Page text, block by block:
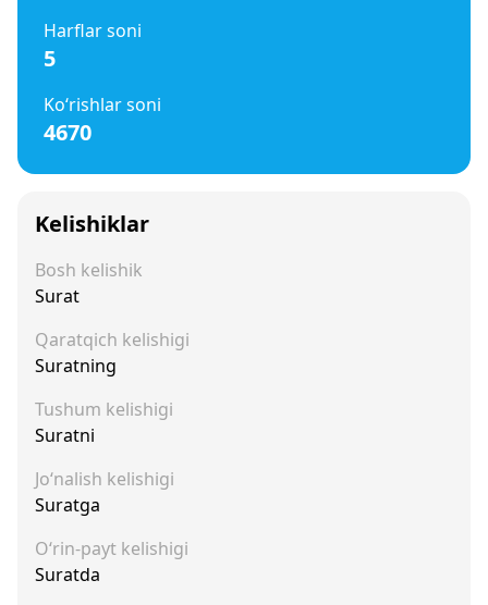
Harflar soni
5
Ko‘rishlar soni
4670
Kelishiklar
Bosh kelishik
Surat
Qaratqich kelishigi
Suratning
Tushum kelishigi
Suratni
Jo‘nalish kelishigi
Suratga
O‘rin-payt kelishigi
Suratda